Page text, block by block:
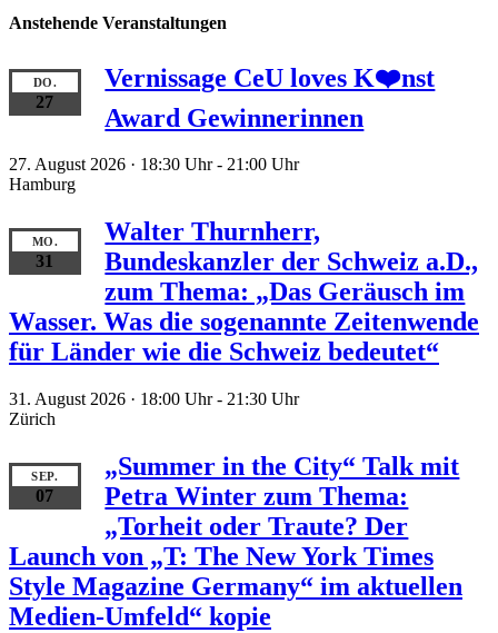
Anstehende Veranstaltungen
DO.
27
Vernissage CeU loves K❤️nst
Award Gewinnerinnen
27. August 2026 · 18:30 Uhr- 21:00 Uhr
Hamburg
MO.
31
Walter Thurnherr,
Bundeskanzler der Schweiz a.D.,
zum Thema: „Das Geräusch im
Wasser. Was die sogenannte Zeitenwende
für Länder wie die Schweiz bedeutet“
31. August 2026 · 18:00 Uhr- 21:30 Uhr
Zürich
SEP.
07
„Summer in the City“ Talk mit
Petra Winter zum Thema:
„Torheit oder Traute? Der
Launch von „T: The New York Times
Style Magazine Germany“ im aktuellen
Medien-Umfeld“ kopie